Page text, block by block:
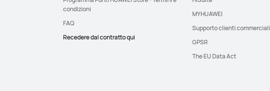
condizioni
FAQ
Recedere dal contratto qui
MYHUAWEI
Supporto clienti commerciali
GPSR
The EU Data Act